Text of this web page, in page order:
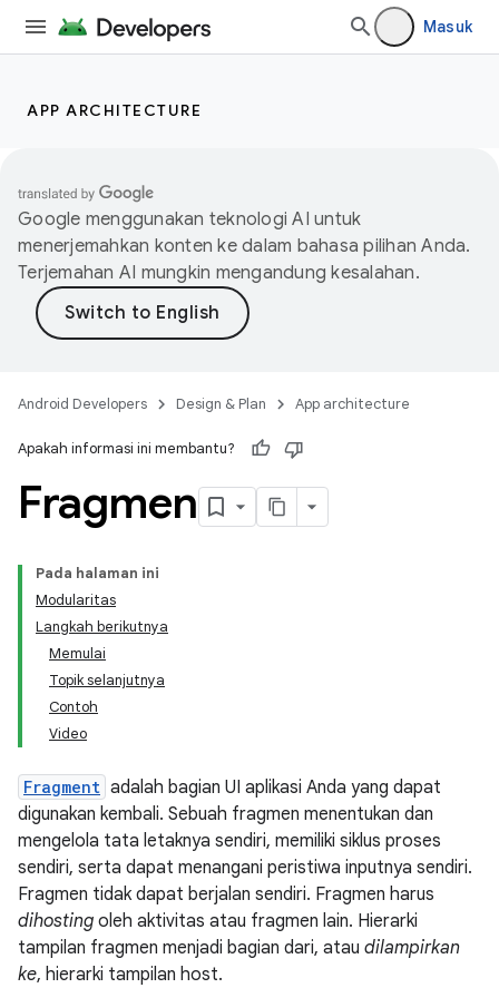
Masuk
APP ARCHITECTURE
Google menggunakan teknologi AI untuk
menerjemahkan konten ke dalam bahasa pilihan Anda.
Terjemahan AI mungkin mengandung kesalahan.
Android Developers Design & Plan App architecture
Apakah informasi ini membantu?
Fragmen
Pada halaman ini
Modularitas
Langkah berikutnya
Memulai
Topik selanjutnya
Contoh
Video
Fragment adalah bagian UI aplikasi Anda yang dapat
digunakan kembali. Sebuah fragmen menentukan dan
mengelola tata letaknya sendiri, memiliki siklus proses
sendiri, serta dapat menangani peristiwa inputnya sendiri.
Fragmen tidak dapat berjalan sendiri. Fragmen harus
dihosting oleh aktivitas atau fragmen lain. Hierarki
tampilan fragmen menjadi bagian dari, atau dilampirkan
ke, hierarki tampilan host.